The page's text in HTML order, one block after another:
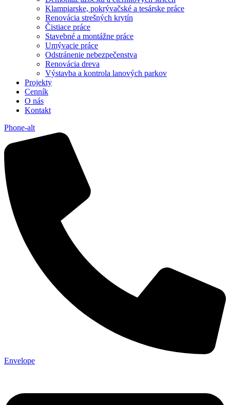
Klampiarske, pokrývačské a tesárske práce
Renovácia strešných krytín
Čistiace práce
Stavebné a montážne práce
Umývacie práce
Odstránenie nebezpečenstva
Renovácia dreva
Výstavba a kontrola lanových parkov
Projekty
Cenník
O nás
Kontakt
Phone-alt
Envelope